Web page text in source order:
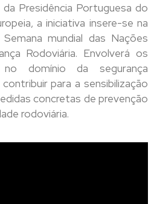
Presidência Portuguesa do
a iniciativa insere-se na
mundial das Nações
Rodoviária. Envolverá os
no domínio da segurança
para a sensibilização
concretas de prevenção
rodoviária.